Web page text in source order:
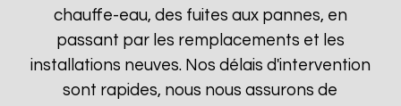
chauffe-eau, des fuites aux pannes, en
passant par les remplacements et les
installations neuves. Nos délais d'intervention
sont rapides, nous nous assurons de